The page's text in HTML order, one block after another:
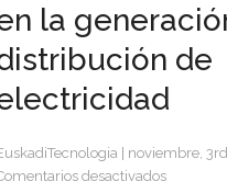
la
de
noviembre,
desactivadosen